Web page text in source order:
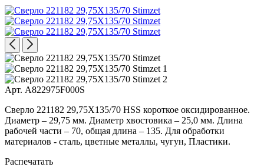
Арт. A822975F000S
Сверло 221182 29,75X135/70 HSS короткое оксидированное.
Диаметр – 29,75 мм. Диаметр хвостовика – 25,0 мм. Длина
рабочей части – 70, общая длина – 135. Для обработки
материалов - сталь, цветные металлы, чугун, Пластики.
Распечатать